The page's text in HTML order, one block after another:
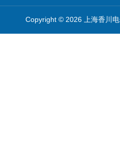
Copyright © 2026 上海香川